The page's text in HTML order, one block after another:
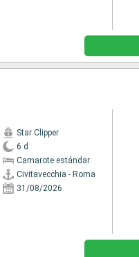
Star Clipper
6 d
Camarote estándar
Civitavecchia - Roma
31/08/2026